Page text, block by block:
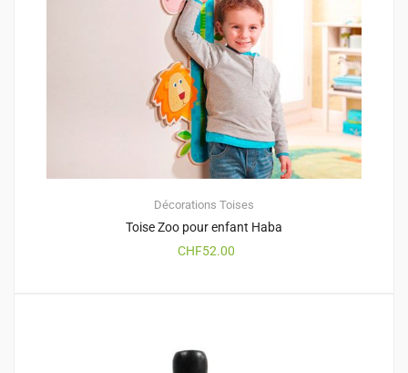
Décorations Toises
Toise Zoo pour enfant Haba
CHF52.00